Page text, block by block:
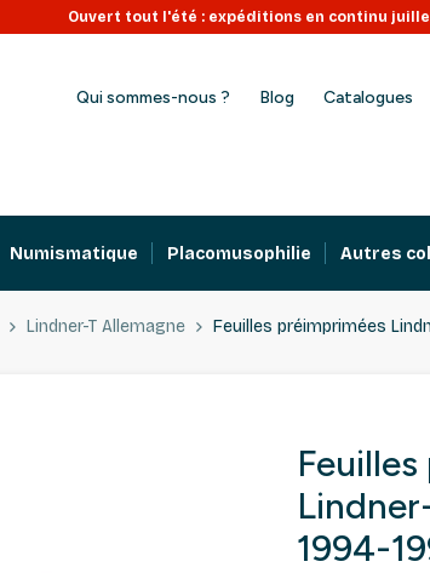
Ouvert tout l'été : expéditions en continu
Qui sommes-nous ? Blog Catalogues
Numismatique Placomusophilie Autres
Lindner-T Allemagne Feuilles préimprimées
1994-